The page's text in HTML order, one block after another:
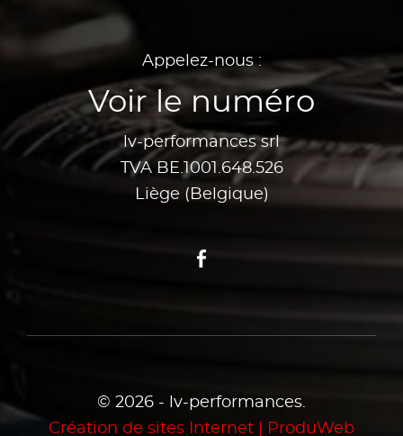
Appelez-nous :
Voir le numéro
lv-performances srl
TVA BE.1001.648.526
Liège (Belgique)
© 2026 - lv-performances.
Création de sites Internet | ProduWeb